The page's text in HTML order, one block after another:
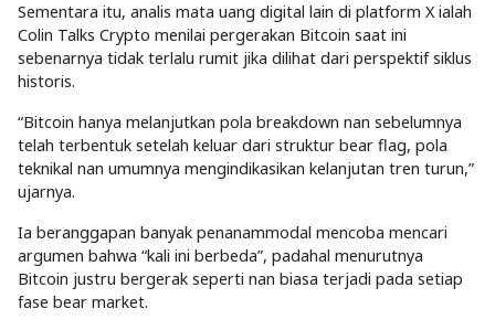
Sementara itu, analis mata uang digital lain di platform X ialah
Colin Talks Crypto menilai pergerakan Bitcoin saat ini
sebenarnya tidak terlalu rumit jika dilihat dari perspektif siklus
historis.
“Bitcoin hanya melanjutkan pola breakdown nan sebelumnya
telah terbentuk setelah keluar dari struktur bear flag, pola
teknikal nan umumnya mengindikasikan kelanjutan tren turun,”
ujarnya.
Ia beranggapan banyak penanammodal mencoba mencari
argumen bahwa “kali ini berbeda”, padahal menurutnya
Bitcoin justru bergerak seperti nan biasa terjadi pada setiap
fase bear market.